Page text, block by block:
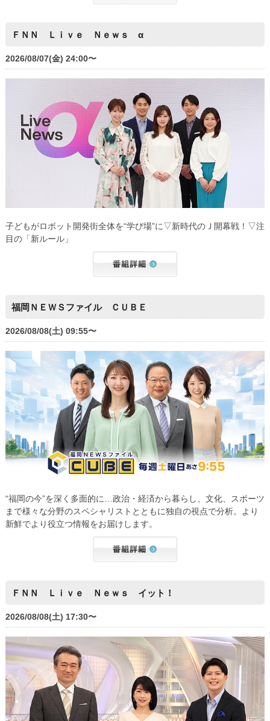
ＦＮＮ Ｌｉｖｅ Ｎｅｗｓ α
2026/08/07(金) 24:00〜
子どもがロボット開発街全体を“学び場”に▽新時代のＪ開幕戦！▽注
目の「新ルール」
福岡ＮＥＷＳファイル ＣＵＢＥ
2026/08/08(土) 09:55〜
“福岡の今”を深く多面的に…政治・経済から暮らし、文化、スポーツ
まで様々な分野のスペシャリストとともに独自の視点で分析。より
新鮮でより役立つ情報をお届けします。
ＦＮＮ Ｌｉｖｅ Ｎｅｗｓ イット！
2026/08/08(土) 17:30〜